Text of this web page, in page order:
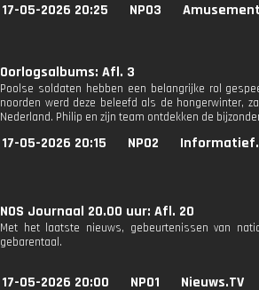
17-05-2026 20:25 NPO3
Oorlogsalbums: Afl. 3
Poolse soldaten hebben een belangrijke rol
noorden werd deze beleefd als de hongerwinter,
Nederland. Philip en zijn team ontdekken de
17-05-2026 20:15 NPO2
NOS Journaal 20.00 uur: Afl. 20
Met het laatste nieuws, gebeurtenissen van
gebarentaal.
17-05-2026 20:00 NPO1 Nieuws.TV